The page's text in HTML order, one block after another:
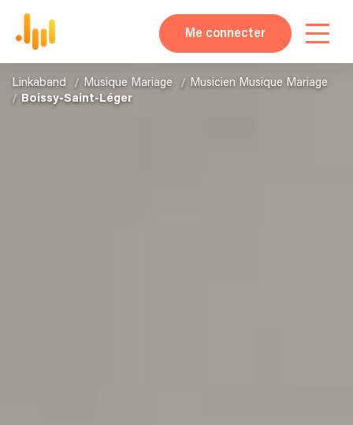
Me connecter
Linkaband Musique Mariage
Musicien Musique Mariage
Boissy-Saint-Léger